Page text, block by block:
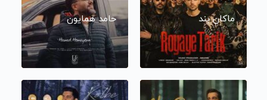
ماکان بند حامد همایون